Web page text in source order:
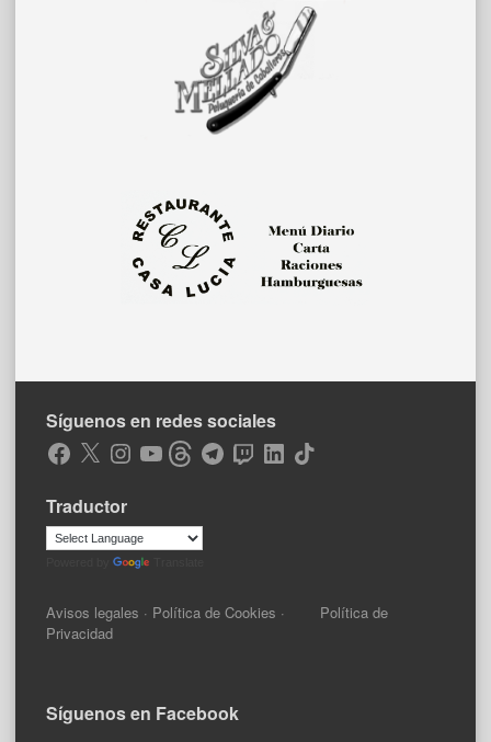
Síguenos en redes sociales
Facebook
X Instagram
YouTubeThreadsTelegramTwitchLinkedIn
TikTok
Traductor
Avisos legales · Política de Cookies · Política de
Privacidad
Síguenos en Facebook